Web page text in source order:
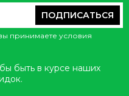
ПОДПИСАТЬСЯ
принимаете условия
быть в курсе наших